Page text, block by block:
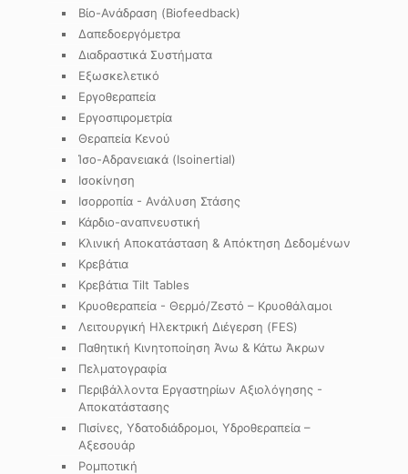
Βίο-Ανάδραση (Biofeedback)
Δαπεδοεργόμετρα
Διαδραστικά Συστήματα
Εξωσκελετικό
Εργοθεραπεία
Εργοσπιρομετρία
Θεραπεία Κενού
Ίσο-Αδρανειακά (Isoinertial)
Ισοκίνηση
Ισορροπία - Ανάλυση Στάσης
Κάρδιο-αναπνευστική
Κλινική Αποκατάσταση & Απόκτηση Δεδομένων
Κρεβάτια
Κρεβάτια Tilt Tables
Κρυοθεραπεία - Θερμό/Ζεστό – Κρυοθάλαμοι
Λειτουργική Ηλεκτρική Διέγερση (FES)
Παθητική Κινητοποίηση Άνω & Κάτω Άκρων
Πελματογραφία
Περιβάλλοντα Εργαστηρίων Αξιολόγησης -
Αποκατάστασης
Πισίνες, Υδατοδιάδρομοι, Υδροθεραπεία –
Αξεσουάρ
Ρομποτική